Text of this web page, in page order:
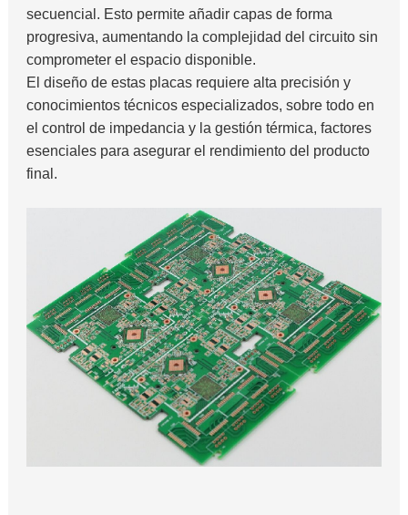
secuencial. Esto permite añadir capas de forma
progresiva, aumentando la complejidad del circuito sin
comprometer el espacio disponible.
El diseño de estas placas requiere alta precisión y
conocimientos técnicos especializados, sobre todo en
el control de impedancia y la gestión térmica, factores
esenciales para asegurar el rendimiento del producto
final.